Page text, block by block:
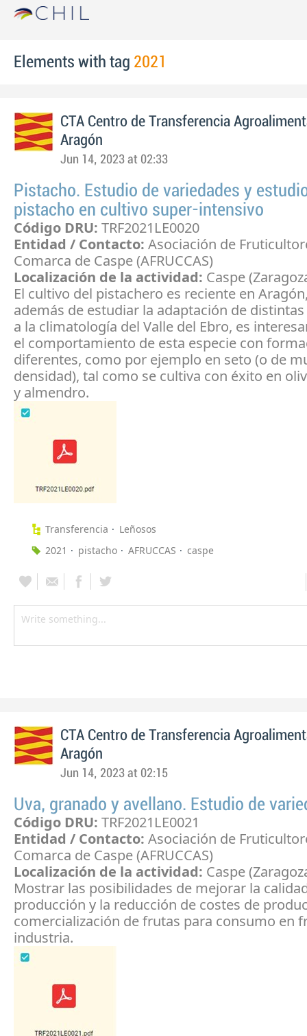
Elements with tag 2021
CTA Centro de Transferencia
Aragón
Jun 14, 2023 at 02:33
Pistacho. Estudio de variedades y
pistacho en cultivo super-intensivo
Código DRU: TRF2021LE0020
Entidad / Contacto: Asociación de
Comarca de Caspe (AFRUCCAS)
Localización de la actividad: Caspe
El cultivo del pistachero es reciente en
además de estudiar la adaptación de
a la climatología del Valle del Ebro, es
el comportamiento de esta especie con
diferentes, como por ejemplo en seto (o de
densidad), tal como se cultiva con éxito en
y almendro.
Transferencia
Leñosos
2021
pistacho AFRUCCAS caspe
CTA Centro de Transferencia
Aragón
Jun 14, 2023 at 02:15
Uva, granado y avellano. Estudio de
Código DRU: TRF2021LE0021
Entidad / Contacto: Asociación de
Comarca de Caspe (AFRUCCAS)
Localización de la actividad: Caspe
Mostrar las posibilidades de mejorar la
producción y la reducción de costes de
comercialización de frutas para consumo en
industria.